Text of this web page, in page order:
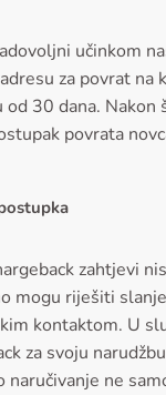
učinkom
za povrat na
30 dana. Nakon
povrata
zahtjevi
mogu riješiti
kontaktom. U
za svoju
naručivanje ne